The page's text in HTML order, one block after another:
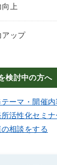
向上
アップ
検討中の方へ
ーマ・開催内
活性化セミナ
の相談をする